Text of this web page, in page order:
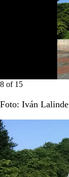
8 of 15
Foto: Iván Lalinde